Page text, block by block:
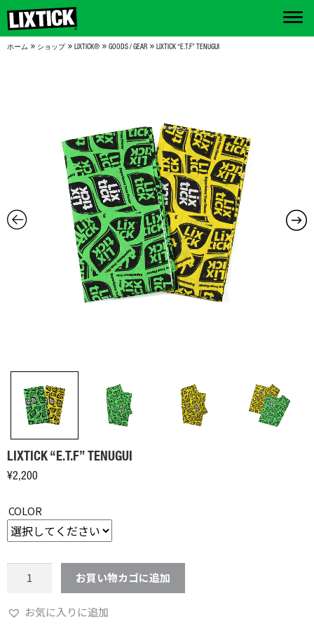
ホーム » ショップ» LIXTICK® » GOODS / GEAR » LIXTICK “E.T.F” TENUGUI
LIXTICK “E.T.F” TENUGUI
¥2,200
COLOR
TENUGUI
個
お買い物カゴに追加
お気に入りに追加